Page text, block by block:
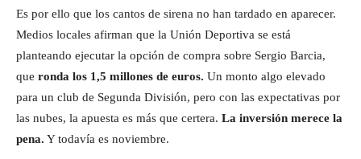
Es por ello que los cantos de sirena no han tardado en aparecer.
Medios locales afirman que la Unión Deportiva se está
planteando ejecutar la opción de compra sobre Sergio Barcia,
que ronda los 1,5 millones de euros. Un monto algo elevado
para un club de Segunda División, pero con las expectativas por
las nubes, la apuesta es más que certera. La inversión merece la
pena. Y todavía es noviembre.